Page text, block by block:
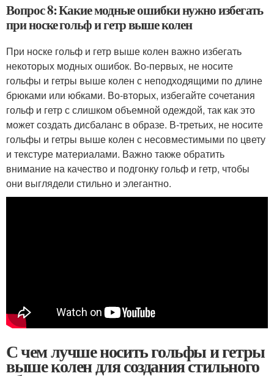
Вопрос 8: Какие модные ошибки нужно избегать
при носке гольф и гетр выше колен
При носке гольф и гетр выше колен важно избегать
некоторых модных ошибок. Во-первых, не носите
гольфы и гетры выше колен с неподходящими по длине
брюками или юбками. Во-вторых, избегайте сочетания
гольф и гетр с слишком объемной одеждой, так как это
может создать дисбаланс в образе. В-третьих, не носите
гольфы и гетры выше колен с несовместимыми по цвету
и текстуре материалами. Важно также обратить
внимание на качество и подгонку гольф и гетр, чтобы
они выглядели стильно и элегантно.
С чем лучше носить гольфы и гетры
выше колен для создания стильного